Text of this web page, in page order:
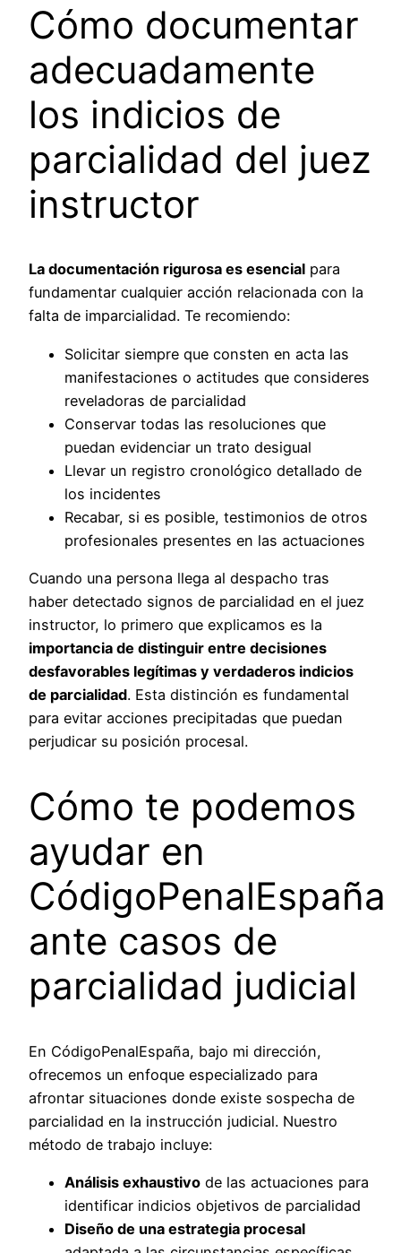
Cómo documentar
adecuadamente
los indicios de
parcialidad del juez
instructor
La documentación rigurosa es esencial para
fundamentar cualquier acción relacionada con la
falta de imparcialidad. Te recomiendo:
Solicitar siempre que consten en acta las
manifestaciones o actitudes que consideres
reveladoras de parcialidad
Conservar todas las resoluciones que
puedan evidenciar un trato desigual
Llevar un registro cronológico detallado de
los incidentes
Recabar, si es posible, testimonios de otros
profesionales presentes en las actuaciones
Cuando una persona llega al despacho tras
haber detectado signos de parcialidad en el juez
instructor, lo primero que explicamos es la
importancia de distinguir entre decisiones
desfavorables legítimas y verdaderos indicios
de parcialidad. Esta distinción es fundamental
para evitar acciones precipitadas que puedan
perjudicar su posición procesal.
Cómo te podemos
ayudar en
CódigoPenalEspaña
ante casos de
parcialidad judicial
En CódigoPenalEspaña, bajo mi dirección,
ofrecemos un enfoque especializado para
afrontar situaciones donde existe sospecha de
parcialidad en la instrucción judicial. Nuestro
método de trabajo incluye:
Análisis exhaustivo de las actuaciones para
identificar indicios objetivos de parcialidad
Diseño de una estrategia procesal